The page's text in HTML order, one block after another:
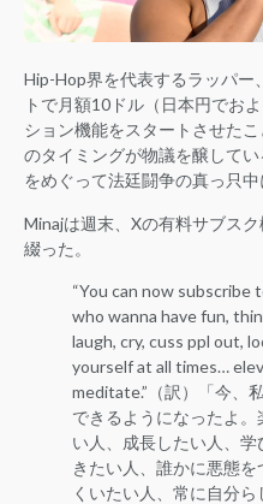
Hip-Hop界を代表するラッパー
トで月額10ドル（日本円でお
ション機能をスタートさせた
のタイミングが物議を醸して
をめぐって法廷闘争の真っ只中
Minajは週末、Xの有料サブス
綴った。
“You can now subscribe
who wanna have fun,
laugh, cry, cuss ppl out,
yourself at all times…
meditate.”（訳）「今、
できるようになったよ
い人、成長したい人、
きたい人、誰かに悪態
くいたい人、常に自分